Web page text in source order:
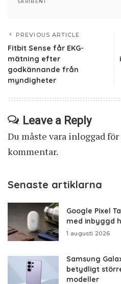
SKRIBENT
PREVIOUS ARTICLE
Fitbit Sense får EKG-
mätning efter
godkännande från
myndigheter
Leave a Reply
Du måste vara inloggadför
kommentar.
Senaste artiklarna
Google Pixel
med inbyggd
1 augusti 2026
Samsung
betydligt
modeller